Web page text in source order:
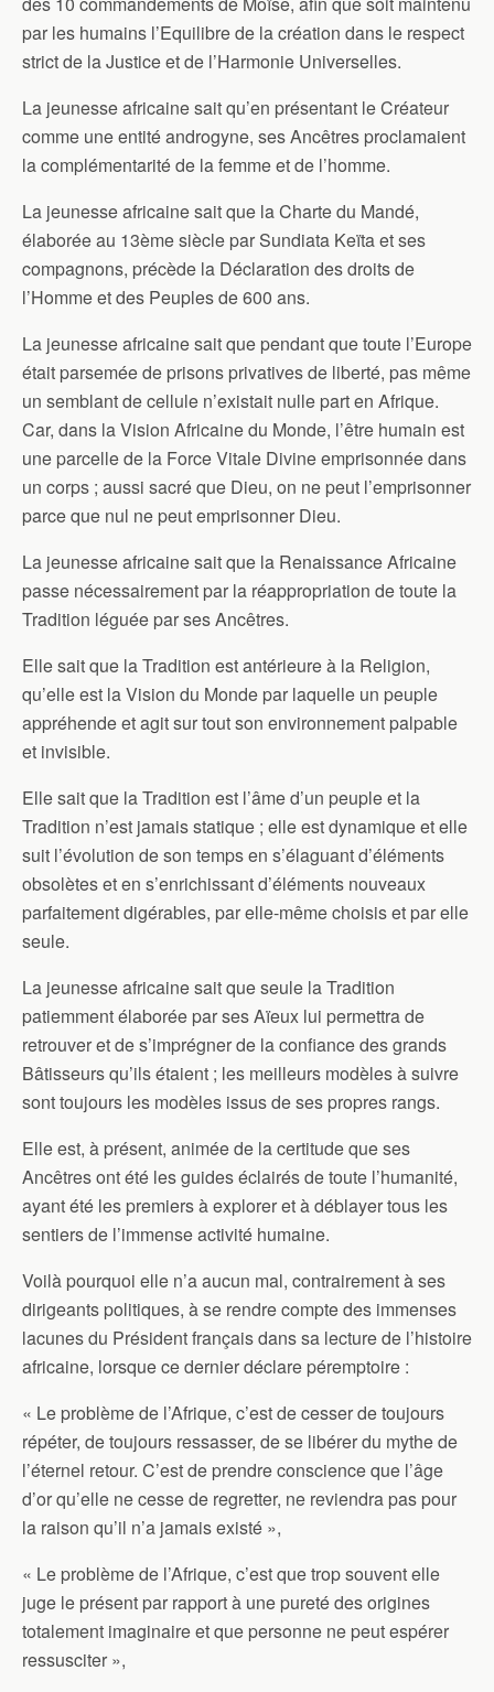
par les humains l’Equilibre de la création dans le respect
strict de la Justice et de l’Harmonie Universelles.
La jeunesse africaine sait qu’en présentant le Créateur
comme une entité androgyne, ses Ancêtres proclamaient
la complémentarité de la femme et de l’homme.
La jeunesse africaine sait que la Charte du Mandé,
élaborée au 13ème siècle par Sundiata Keïta et ses
compagnons, précède la Déclaration des droits de
l’Homme et des Peuples de 600 ans.
La jeunesse africaine sait que pendant que toute l’Europe
était parsemée de prisons privatives de liberté, pas même
un semblant de cellule n’existait nulle part en Afrique.
Car, dans la Vision Africaine du Monde, l’être humain est
une parcelle de la Force Vitale Divine emprisonnée dans
un corps ; aussi sacré que Dieu, on ne peut l’emprisonner
parce que nul ne peut emprisonner Dieu.
La jeunesse africaine sait que la Renaissance Africaine
passe nécessairement par la réappropriation de toute la
Tradition léguée par ses Ancêtres.
Elle sait que la Tradition est antérieure à la Religion,
qu’elle est la Vision du Monde par laquelle un peuple
appréhende et agit sur tout son environnement palpable
et invisible.
Elle sait que la Tradition est l’âme d’un peuple et la
Tradition n’est jamais statique ; elle est dynamique et elle
suit l’évolution de son temps en s’élaguant d’éléments
obsolètes et en s’enrichissant d’éléments nouveaux
parfaitement digérables, par elle-même choisis et par elle
seule.
La jeunesse africaine sait que seule la Tradition
patiemment élaborée par ses Aïeux lui permettra de
retrouver et de s’imprégner de la confiance des grands
Bâtisseurs qu’ils étaient ; les meilleurs modèles à suivre
sont toujours les modèles issus de ses propres rangs.
Elle est, à présent, animée de la certitude que ses
Ancêtres ont été les guides éclairés de toute l’humanité,
ayant été les premiers à explorer et à déblayer tous les
sentiers de l’immense activité humaine.
Voilà pourquoi elle n’a aucun mal, contrairement à ses
dirigeants politiques, à se rendre compte des immenses
lacunes du Président français dans sa lecture de l’histoire
africaine, lorsque ce dernier déclare péremptoire :
« Le problème de l’Afrique, c’est de cesser de toujours
répéter, de toujours ressasser, de se libérer du mythe de
l’éternel retour. C’est de prendre conscience que l’âge
d’or qu’elle ne cesse de regretter, ne reviendra pas pour
la raison qu’il n’a jamais existé »,
« Le problème de l’Afrique, c’est que trop souvent elle
juge le présent par rapport à une pureté des origines
totalement imaginaire et que personne ne peut espérer
ressusciter »,